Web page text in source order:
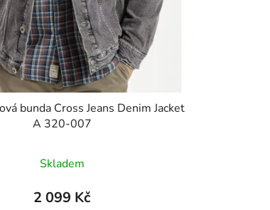
bunda Cross Jeans Denim Jacket
A 320-007
Skladem
2 099 Kč